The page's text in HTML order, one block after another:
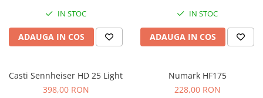
Microfoane pt instalatii si
conferinta
Microfoane Ribbon
Microfoane Suspendabile
Microfoane wireless si sisteme
IN STOC
ADAUGA IN COS
IN STOC
ADAUGA IN COS
Casti Sennheiser HD 25 Light
398,00 RON
Numark HF175
228,00 RON